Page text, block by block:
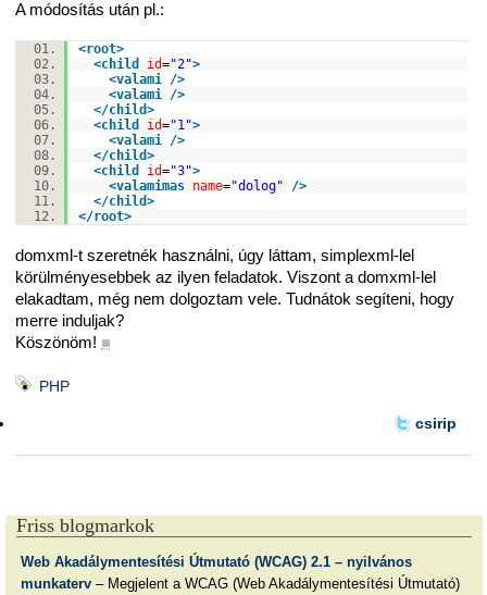
A módosítás után pl.:
<root>
<child id="2">
<valami />
<valami />
</child>
<child id="1">
<valami />
</child>
<child id="3">
<valamimas name="dolog"
/>
</child>
</root>
domxml-t szeretnék használni, úgy láttam, simplexml-lel
körülményesebbek az ilyen feladatok. Viszont a domxml-lel
elakadtam, még nem dolgoztam vele. Tudnátok segíteni, hogy
merre induljak?
Köszönöm! ■
PHP
csirip
Friss blogmarkok
Web Akadálymentesítési Útmutató (WCAG) 2.1 – nyilvános
munkaterv– Megjelent a WCAG (Web Akadálymentesítési Útmutató)